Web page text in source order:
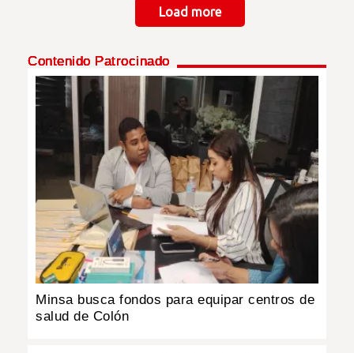
Load more
Contenido Patrocinado
Minsa busca fondos para equipar centros de
salud de Colón